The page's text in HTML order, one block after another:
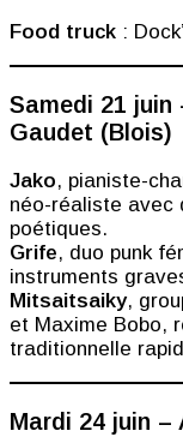
Food truck :
Samedi 21 juin
Gaudet (Blois)
Jako, pianiste-
néo-réaliste avec
poétiques.
Grife, duo punk
instruments
Mitsaitsaiky,
et Maxime Bobo,
traditionnelle
Mardi 24 juin